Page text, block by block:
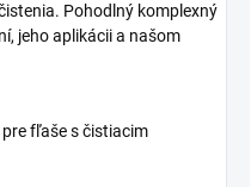
Pohodlný komplexný
jeho aplikácii a našom
fľaše s čistiacim